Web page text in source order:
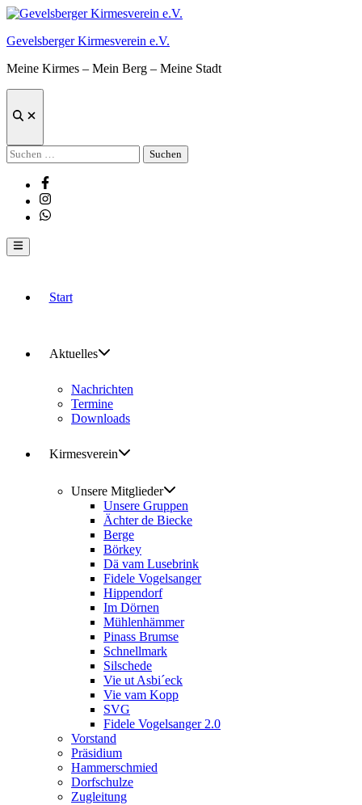
Zum
springen
Gevelsberger Kirmesverein e.V.
Meine Kirmes – Mein Berg – Meine Stadt
Suche
Suchen
nach:
Facebook
Instagram
Whatsapp
Hauptmenü
Start
Aktuelles
Nachrichten
Termine
Downloads
Kirmesverein
Unsere Mitglieder
Unsere Gruppen
Ächter de Biecke
Berge
Börkey
Dä vam Lusebrink
Fidele Vogelsanger
Hippendorf
Im Dörnen
Mühlenhämmer
Pinass Brumse
Schnellmark
Silschede
Vie ut Asbi´eck
Vie vam Kopp
SVG
Fidele Vogelsanger 2.0
Vorstand
Präsidium
Hammerschmied
Dorfschulze
Zugleitung